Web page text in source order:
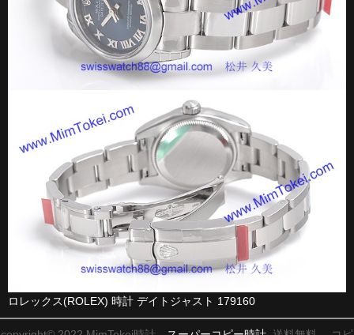
ロレックス(ROLEX) 時計 デイトジャスト 179160